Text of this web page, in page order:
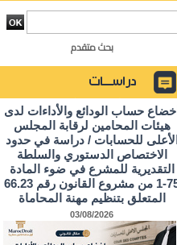
بحث متقدم
اخضاع حساب الودائع والأداءات لدى
هيئات المحامين لرقابة المجلس
الأعلى للحسابات / دراسة في حدود
الاختصاص الدستوري والسلطة
التقديرية للمشرع في ضوء المادة
75-1 من مشروع القانون رقم 66.23
المتعلق بتنظيم مهنة المحاماة
03/08/2026